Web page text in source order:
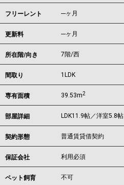
フリーレント ---ヶ月
更新料 ---ヶ月
所在階/向き 7階/西
間取り 1LDK
専有面積 39.53m2
部屋詳細 LDK11.9帖／洋室5.8帖
契約形態 普通賃貸借契約
保証会社 利用必須
ペット飼育 不可